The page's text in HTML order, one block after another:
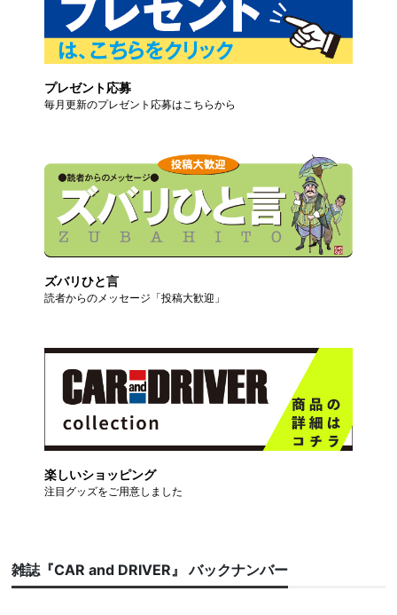
プレゼント応募
毎月更新のプレゼント応募はこちらから
ズバリひと言
読者からのメッセージ「投稿大歓迎」
楽しいショッピング
注目グッズをご用意しました
雑誌『CAR and DRIVER』 バックナンバー